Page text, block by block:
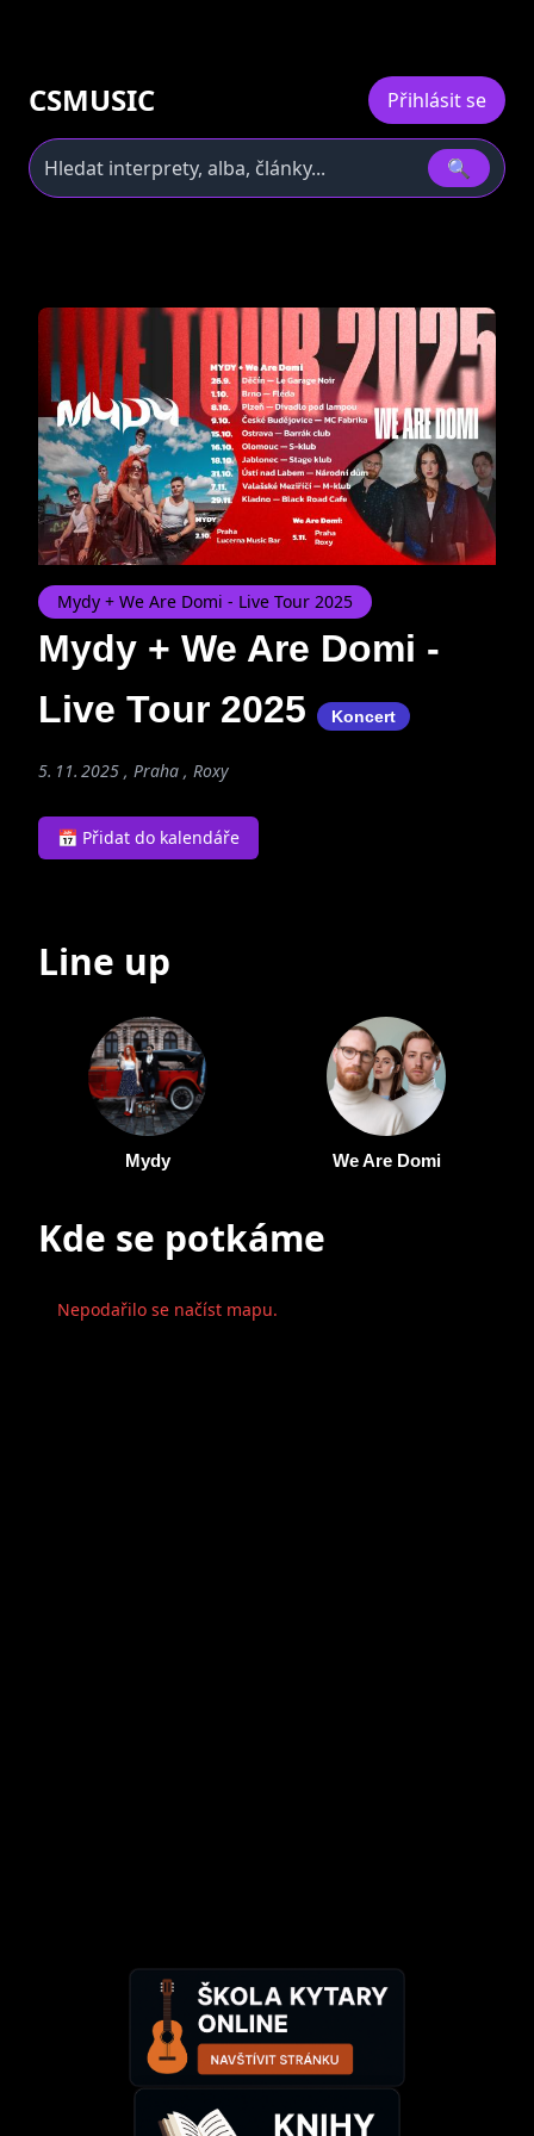
CSMUSIC Přihlásit se
🔍
Mydy + We Are Domi - Live Tour 2025
Mydy + We Are Domi -
Live Tour 2025
Koncert
5. 11. 2025 , Praha , Roxy
📅 Přidat do kalendáře
Line up
Mydy We Are Domi
Kde se potkáme
Nepodařilo se načíst mapu.